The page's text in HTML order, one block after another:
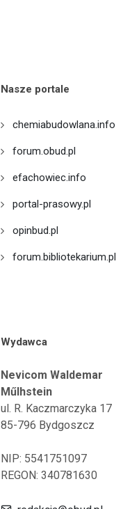
Nasze portale
chemiabudowlana.info
forum.obud.pl
efachowiec.info
portal-prasowy.pl
opinbud.pl
forum.bibliotekarium.pl
Wydawca
Nevicom Waldemar
Műlhstein
ul. R. Kaczmarczyka 17
85-796 Bydgoszcz
NIP: 5541751097
REGON: 340781630